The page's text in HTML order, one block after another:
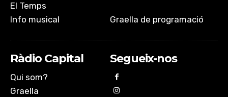
El Temps
Info musical
Graella de programació
Ràdio Capital
Qui som?
Graella
Segueix-nos